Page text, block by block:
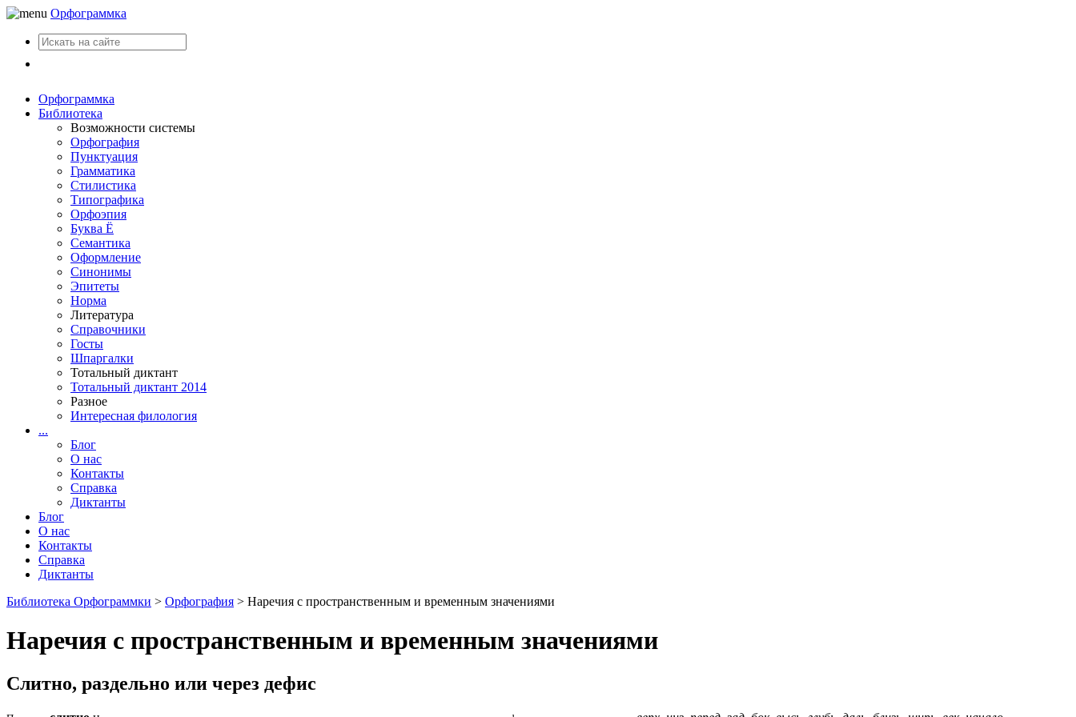
Орфограммка
Орфограммка
Библиотека
Возможности системы
Орфография
Пунктуация
Грамматика
Стилистика
Типографика
Орфоэпия
Буква Ё
Семантика
Оформление
Синонимы
Эпитеты
Норма
Литература
Справочники
Госты
Шпаргалки
Тотальный диктант
Тотальный диктант 2014
Разное
Интересная филология
...
Блог
О нас
Контакты
Справка
Диктанты
Блог
О нас
Контакты
Справка
Диктанты
Библиотека Орфограммки > Орфография > Наречия с пространственным и временным значениями
Наречия с пространственным и временным значениями
Слитно, раздельно или через дефис